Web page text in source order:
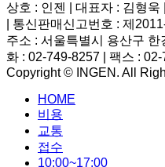
상호 : 인젠 | 대표자 : 김형
| 통신판매신고번호 : 제
주소 : 서울특별시 용산구
화 : 02-749-8257 | 팩스 :
Copyright © INGEN. All
HOME
비용
교통
접수
10:00~17:00